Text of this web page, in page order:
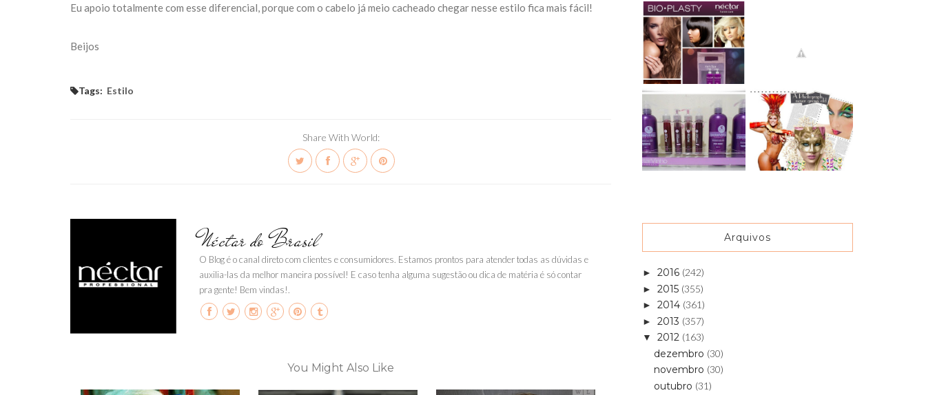
Eu apoio totalmente com esse diferencial, porque com o cabelo já meio cacheado chegar nesse estilo fica mais fácil!
Beijos
Tags: Estilo
Share With World:
Néctar do Brasil
O Blog é o canal direto com clientes e consumidores. Estamos prontos para atender todas as dúvidas e
auxilia-las da melhor maneira possível! E caso tenha alguma sugestão ou dica de matéria é só contar
pra gente! Bem vindas!.
You Might Also Like
Arquivos
► 2016 (242)
► 2015 (355)
► 2014 (361)
► 2013 (357)
▼ 2012 (163)
dezembro (30)
novembro (30)
outubro (31)